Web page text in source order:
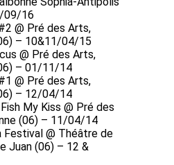
09/16
@ Pré des Arts,
– 10&11/04/15
@ Pré des Arts,
– 01/11/14
@ Pré des Arts,
– 12/04/14
My Kiss @ Pré des
(06) – 11/04/14
Festival @ Théâtre de
Juan (06) – 12 &